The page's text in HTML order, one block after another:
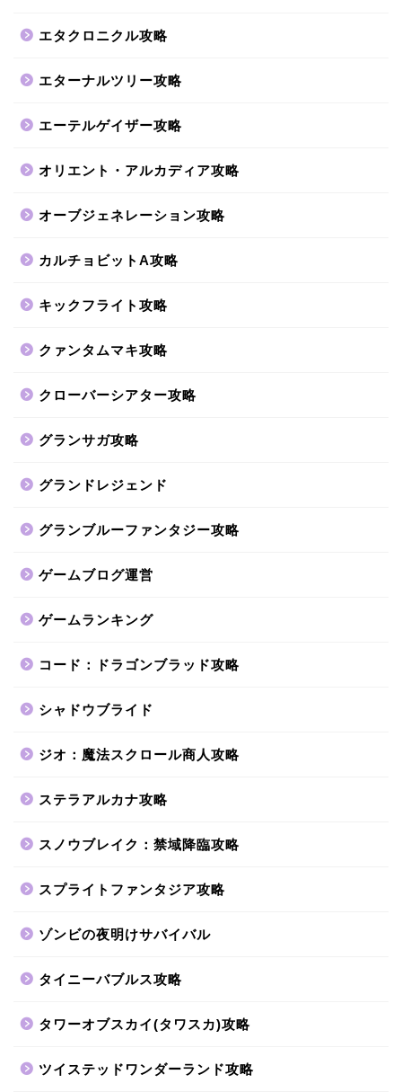
エタクロニクル攻略
エターナルツリー攻略
エーテルゲイザー攻略
オリエント・アルカディア攻略
オーブジェネレーション攻略
カルチョビットA攻略
キックフライト攻略
クァンタムマキ攻略
クローバーシアター攻略
グランサガ攻略
グランドレジェンド
グランブルーファンタジー攻略
ゲームブログ運営
ゲームランキング
コード：ドラゴンブラッド攻略
シャドウブライド
ジオ：魔法スクロール商人攻略
ステラアルカナ攻略
スノウブレイク：禁域降臨攻略
スプライトファンタジア攻略
ゾンビの夜明けサバイバル
タイニーバブルス攻略
タワーオブスカイ(タワスカ)攻略
ツイステッドワンダーランド攻略